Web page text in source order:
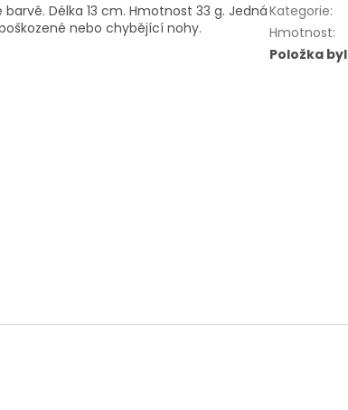
Délka 13 cm. Hmotnost 33 g. Jedná
nebo chybějící nohy.
Kategorie:
Hmotnost:
Položka